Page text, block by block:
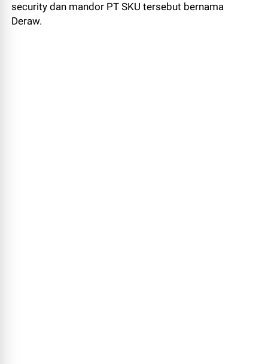
security dan mandor PT SKU tersebut bernama
Deraw.